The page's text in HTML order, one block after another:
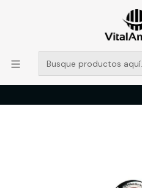
POR SISTEMA FRONTAL SOLO
MUCHAS GRACIAS +569 5956
Leer
Inicio Catálogo
CANDADO LOCK OUT